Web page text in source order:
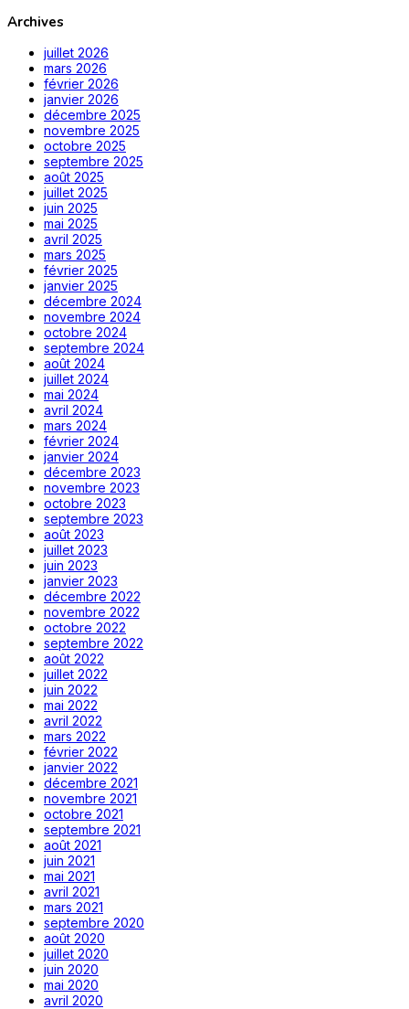
Archives
juillet 2026
mars 2026
février 2026
janvier 2026
décembre 2025
novembre 2025
octobre 2025
septembre 2025
août 2025
juillet 2025
juin 2025
mai 2025
avril 2025
mars 2025
février 2025
janvier 2025
décembre 2024
novembre 2024
octobre 2024
septembre 2024
août 2024
juillet 2024
mai 2024
avril 2024
mars 2024
février 2024
janvier 2024
décembre 2023
novembre 2023
octobre 2023
septembre 2023
août 2023
juillet 2023
juin 2023
janvier 2023
décembre 2022
novembre 2022
octobre 2022
septembre 2022
août 2022
juillet 2022
juin 2022
mai 2022
avril 2022
mars 2022
février 2022
janvier 2022
décembre 2021
novembre 2021
octobre 2021
septembre 2021
août 2021
juin 2021
mai 2021
avril 2021
mars 2021
septembre 2020
août 2020
juillet 2020
juin 2020
mai 2020
avril 2020